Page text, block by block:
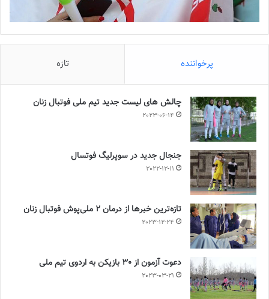
پرخواننده تازه
چالش هاى ليست جدید تيم ملى فوتبال زنان
2023-06-14
جنجال جدید در سوپرلیگ فوتسال
2022-12-11
تازه‌ترین خبرها از درمان ۲ ملی‌پوش فوتبال زنان
2023-12-24
دعوت آزمون از 30 بازیکن به اردوی تیم ملی
2023-03-21